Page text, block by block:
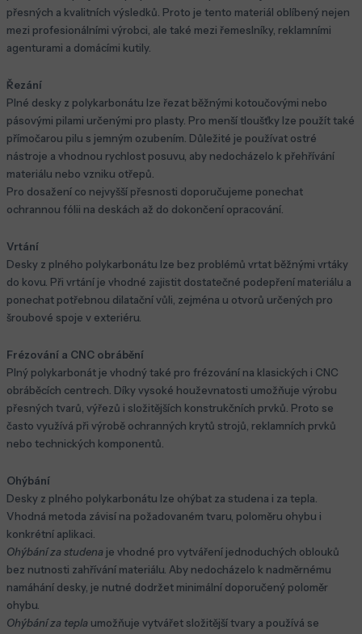
přesných a kvalitních výsledků. Proto je tento materiál oblíbený nejen
mezi profesionálními výrobci, ale také mezi řemeslníky, reklamními
agenturami a domácími kutily.
Řezání
Plné desky z polykarbonátu lze řezat běžnými kotoučovými nebo
pásovými pilami určenými pro plasty. Pro menší tloušťky lze použít také
přímočarou pilu s jemným ozubením. Důležité je používat ostré
nástroje a vhodnou rychlost posuvu, aby nedocházelo k přehřívání
materiálu nebo vzniku otřepů.
Pro dosažení co nejvyšší přesnosti doporučujeme ponechat
ochrannou fólii na deskách až do dokončení opracování.
Vrtání
Desky z plného polykarbonátu lze bez problémů vrtat běžnými vrtáky
do kovu. Při vrtání je vhodné zajistit dostatečné podepření materiálu a
ponechat potřebnou dilatační vůli, zejména u otvorů určených pro
šroubové spoje v exteriéru.
Frézování a CNC obrábění
Plný polykarbonát je vhodný také pro frézování na klasických i CNC
obráběcích centrech. Díky vysoké houževnatosti umožňuje výrobu
přesných tvarů, výřezů i složitějších konstrukčních prvků. Proto se
často využívá při výrobě ochranných krytů strojů, reklamních prvků
nebo technických komponentů.
Ohýbání
Desky z plného polykarbonátu lze ohýbat za studena i za tepla.
Vhodná metoda závisí na požadovaném tvaru, poloměru ohybu i
konkrétní aplikaci.
Ohýbání za studena je vhodné pro vytváření jednoduchých oblouků
bez nutnosti zahřívání materiálu. Aby nedocházelo k nadměrnému
namáhání desky, je nutné dodržet minimální doporučený poloměr
ohybu.
Ohýbání za tepla umožňuje vytvářet složitější tvary a používá se